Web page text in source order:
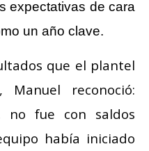
expectativas de cara
un año clave.
que el plantel
Manuel reconoció:
no fue con saldos
había iniciado